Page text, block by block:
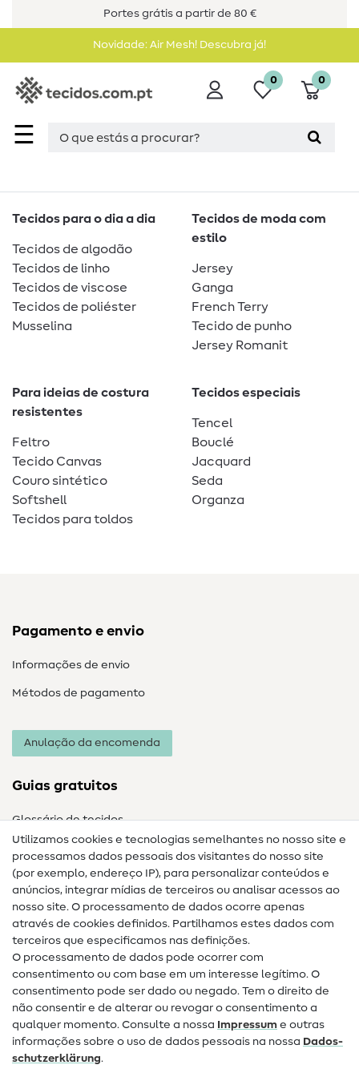
Portes grátis a partir de 80 €
Novidade: Air Mesh! Descubra já!
☰
0 0
Tecidos para o dia a dia
Tecidos de algodão
Tecidos de linho
Tecidos de viscose
Tecidos de poliéster
Musselina
Tecidos de moda com
estilo
Jersey
Ganga
French Terry
Tecido de punho
Jersey Romanit
Para ideias de costura
resistentes
Feltro
Tecido Canvas
Couro sintético
Softshell
Tecidos para toldos
Tecidos especiais
Tencel
Bouclé
Jacquard
Seda
Organza
Pagamento e envio
Informações de envio
Métodos de pagamento
Anulação da encomenda
Guias gratuitos
Glossário de tecidos
Guias de costura
Ajuda e contacto
Contacto
Mudança de proprietário
Perguntas frequentes (FAQ)
Direito de cancelamento
Popular
Utilizamos cookies e tecnologias semelhantes no nosso site e
processamos dados pessoais dos visitantes do nosso site
(por exemplo, endereço IP), para personalizar conteúdos e
anúncios, integrar mídias de terceiros ou analisar acessos ao
nosso site. O processamento de dados ocorre apenas
através de cookies definidos. Partilhamos estes dados com
terceiros que especificamos nas definições.
O processamento de dados pode ocorrer com
consentimento ou com base em um interesse legítimo. O
consentimento pode ser dado ou negado. Tem o direito de
não consentir e de alterar ou revogar o consentimento a
qualquer momento. Consulte a nossa Impressum e outras
informações sobre o uso de dados pessoais na nossa Dados­
schutz­erklärung.